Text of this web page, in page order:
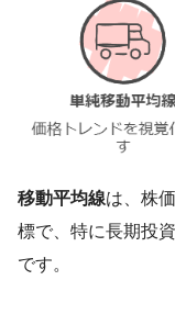
移動平均線は、株
標で、特に長期投資
です。